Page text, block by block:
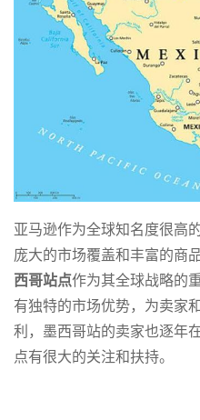
亚马逊作为全球知名度很高
庞大的市场覆盖和丰富的商
西哥站点作为其全球战略的
有独特的市场优势，为卖家
利，墨西哥站的卖家也逐年
点有很大的关注和扶持。